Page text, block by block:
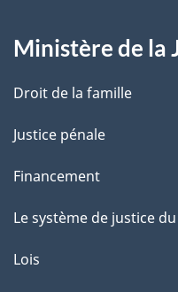
e
Ministère de la
Droit de la famille
Justice pénale
Financement
Le système de justice
Lois